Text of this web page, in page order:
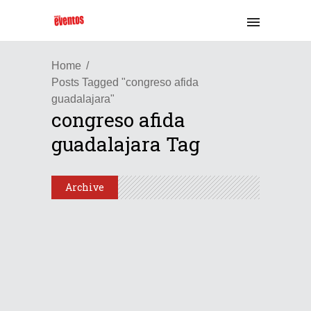
Home
Posts Tagged "congreso afida
guadalajara"
congreso afida
guadalajara Tag
Archive